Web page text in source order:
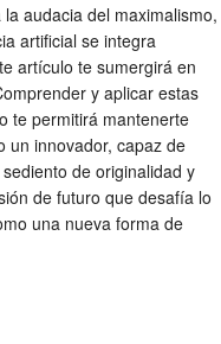
audacia del maximalismo,
artificial se integra
artículo te sumergirá en
y aplicar estas
te permitirá mantenerte
un innovador, capaz de
de originalidad y
de futuro que desafía lo
una nueva forma de